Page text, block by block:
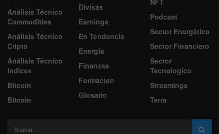
Análisis Técnico
Commodities
Análisis Técnico
Cripto
Análisis Técnico
Indices
Bitcoin
Bitcoin
Divisas
Earnings
En Tendencia
Energía
Finanzas
Formacion
Glosario
NFT
Podcast
Sector Energético
Sector Financiero
Sector
Tecnologico
Streamings
Terra